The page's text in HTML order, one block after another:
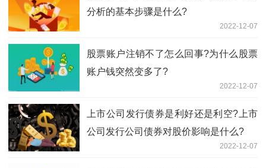
分析的基本步骤是什么?
2022-12-07
股票账户注销不了怎么回事?为什么股票
账户钱突然变多了?
2022-12-07
上市公司发行债券是利好还是利空?上市
公司发行公司债券对股价影响是什么?
2022-12-07